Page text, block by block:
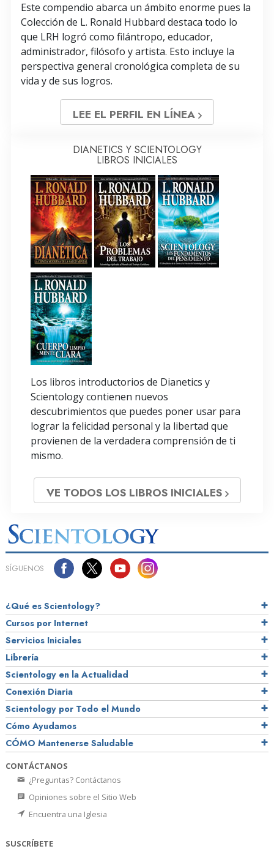
Este compendio abarca un ámbito enorme pues la
Colección de L. Ronald Hubbard destaca todo lo
que LRH logró como filántropo, educador,
administrador, filósofo y artista. Esto incluye la
perspectiva general cronológica completa de su
vida y de sus logros.
LEE EL PERFIL EN LÍNEA
DIANETICS Y SCIENTOLOGY
LIBROS INICIALES
Los libros introductorios de Dianetics y
Scientology contienen nuevos
descubrimientos que puedes poner usar para
lograr la felicidad personal y la libertad que
provienen de la verdadera comprensión de ti
mismo.
VE TODOS LOS LIBROS INICIALES
SÍGUENOS
¿Qué es Scientology?
Cursos por Internet
Servicios Iniciales
Librería
Scientology en la Actualidad
Conexión Diaria
Scientology por Todo el Mundo
Cómo Ayudamos
CÓMO Mantenerse Saludable
CONTÁCTANOS
¿Preguntas? Contáctanos
Opiniones sobre el Sitio Web
Encuentra una Iglesia
SUSCRÍBETE